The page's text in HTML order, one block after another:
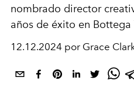
nombrado director
años de éxito en Bottega
12.12.2024 por Grace